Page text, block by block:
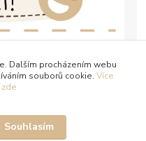
Dalším procházením webu
souborů cookie. Více
Souhlasím